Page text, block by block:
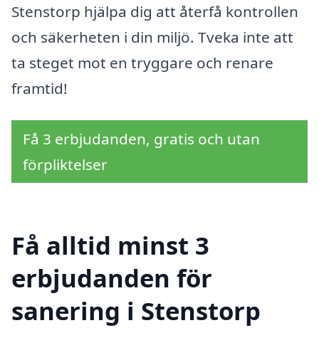
Stenstorp hjälpa dig att återfå kontrollen
och säkerheten i din miljö. Tveka inte att
ta steget mot en tryggare och renare
framtid!
Få 3 erbjudanden, gratis och utan
förpliktelser
Få alltid minst 3
erbjudanden för
sanering i Stenstorp